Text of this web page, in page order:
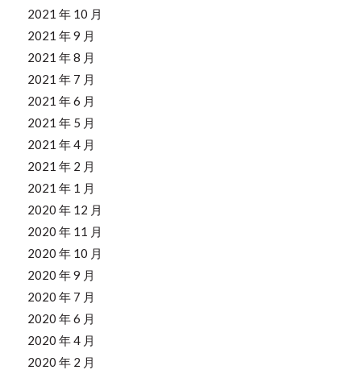
2021 年 10 月
2021 年 9 月
2021 年 8 月
2021 年 7 月
2021 年 6 月
2021 年 5 月
2021 年 4 月
2021 年 2 月
2021 年 1 月
2020 年 12 月
2020 年 11 月
2020 年 10 月
2020 年 9 月
2020 年 7 月
2020 年 6 月
2020 年 4 月
2020 年 2 月